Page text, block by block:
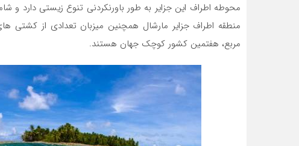
مربع، هفتمین کشور کوچک جهان هستند.